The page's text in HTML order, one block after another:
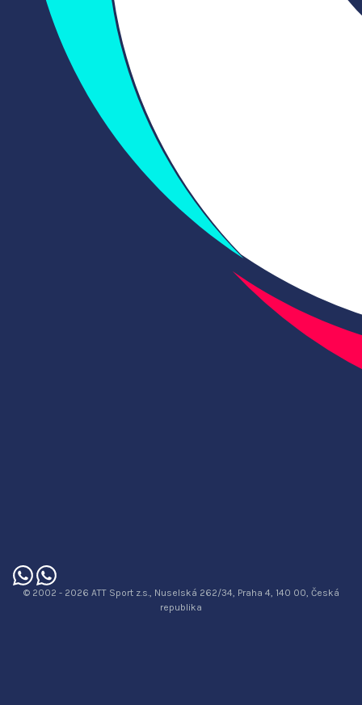
© 2002 - 2026 ATT Sport z.s., Nuselská 262/34, Praha 4, 140 00, Česká
republika